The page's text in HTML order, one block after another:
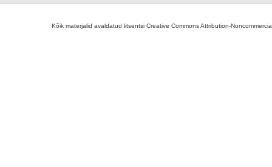
Kõik materjalid avaldatud litsentsi Creative Commons Attribution-